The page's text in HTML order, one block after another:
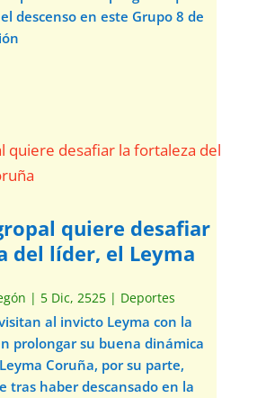
descenso en este Grupo 8 de
quiere desafiar
del líder, el Leyma
| 5 Dic, 2525| Deportes
al invicto Leyma con la
prolongar su buena dinámica
Coruña, por su parte,
tras haber descansado en la